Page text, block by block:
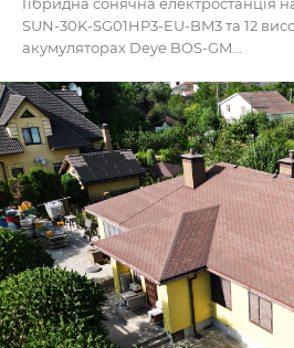
Гібридна сонячна електростанція
SUN-30K-SG01HP3-EU-BM3 та 12
акумуляторах Deye BOS-GM...